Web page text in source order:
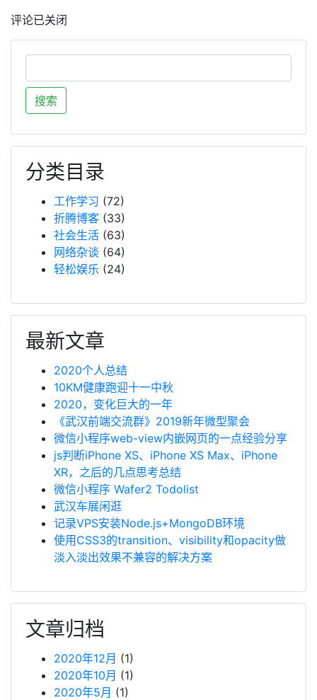
评论已关闭
分类目录
工作学习 (72)
折腾博客 (33)
社会生活 (63)
网络杂谈 (64)
轻松娱乐 (24)
最新文章
2020个人总结
10KM健康跑迎十一中秋
2020，变化巨大的一年
《武汉前端交流群》2019新年微型聚会
微信小程序web-view内嵌网页的一点经验分享
js判断iPhone XS、iPhone XS Max、iPhone
XR，之后的几点思考总结
微信小程序 Wafer2 Todolist
武汉车展闲逛
记录VPS安装Node.js+MongoDB环境
使用CSS3的transition、visibility和opacity做
淡入淡出效果不兼容的解决方案
文章归档
2020年12月 (1)
2020年10月 (1)
2020年5月 (1)